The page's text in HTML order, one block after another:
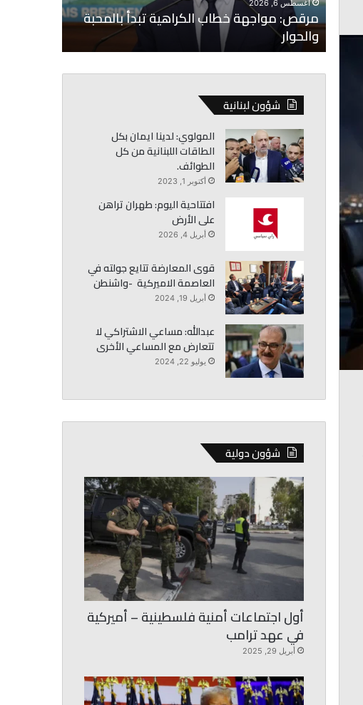
أغسطس 6, 2026
مرقص: مواجهة خطاب الكراهية تبدأ بالمحبة
والحوار
شؤون لبنانية
المولوي: لدينا ايمان بكل
الطاقات اللبنانية من كل
الطوائف.
أكتوبر 1, 2023
افتتاحية اليوم: طهران تراهن
على الأرض
أبريل 4, 2026
قوى المعارضة تتايع جولته في
العاصمة الاميركية -واشنطن
أبريل 19, 2024
عبدالله: مساعي الاشتراكي لا
تتعارض مع المساعي الأخرى
يوليو 22, 2024
شؤون دولية
أول اجتماعات أمنية فلسطينية – أميركية
في عهد ترامب
أبريل 29, 2025